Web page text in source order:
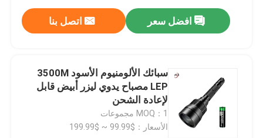
افضل سعر اتصل بنا
سبائك الألومنيوم الأسود 3500M
LEP مصباح يدوي ليزر أبيض قابل
لإعادة الشحن
MOQ：1 مجموعات
الأسعار：$99.99 ~ $199.99